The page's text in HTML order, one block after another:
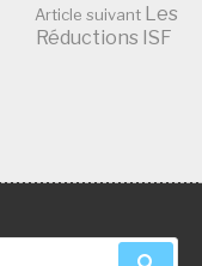
Article suivant Les
Réductions ISF